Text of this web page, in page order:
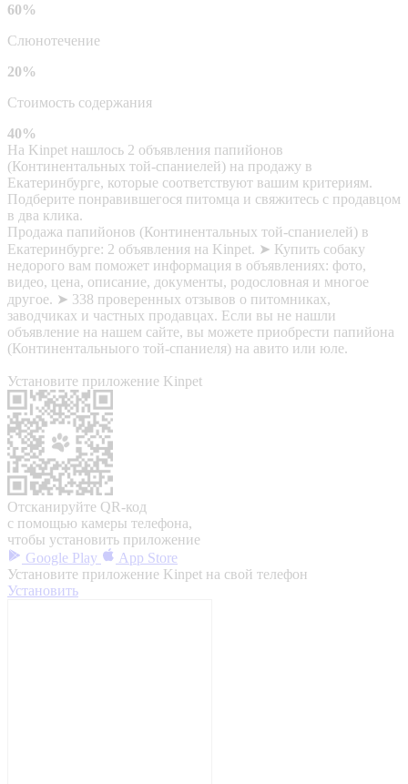
60%
Слюнотечение
20%
Стоимость содержания
40%
На Kinpet нашлось 2 объявления папийонов
(Континентальных той-спаниелей) на продажу в
Екатеринбурге, которые соответствуют вашим критериям.
Подберите понравившегося питомца и свяжитесь с продавцом
в два клика.
Продажа папийонов (Континентальных той-спаниелей) в
Екатеринбурге: 2 объявления на Kinpet. ➤ Купить собаку
недорого вам поможет информация в объявлениях: фото,
видео, цена, описание, документы, родословная и многое
другое. ➤ 338 проверенных отзывов о питомниках,
заводчиках и частных продавцах. Если вы не нашли
объявление на нашем сайте, вы можете приобрести папийона
(Континентальныого той-спаниеля) на авито или юле.
Установите приложение Kinpet
Отсканируйте QR-код
с помощью камеры телефона,
чтобы установить приложение
Google Play
App Store
Установите приложение Kinpet на свой телефон
Установить